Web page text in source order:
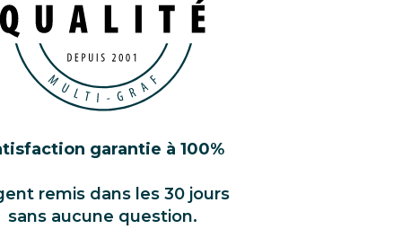
garantie à 100%
remis dans les 30 jours
sans aucune question.